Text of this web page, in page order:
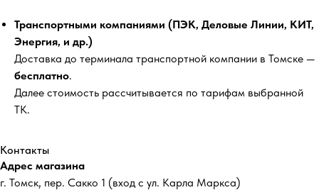
Транспортными компаниями (ПЭК, Деловые Линии, КИТ,
Энергия, и др.)
Доставка до терминала транспортной компании в Томске —
бесплатно.
Далее стоимость рассчитывается по тарифам выбранной
ТК.
Контакты
Адрес магазина
г. Томск, пер. Сакко 1 (вход с ул. Карла Маркса)